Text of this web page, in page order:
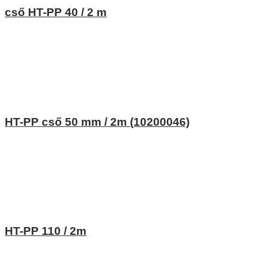
cső HT-PP 40 / 2 m
HT-PP cső 50 mm / 2m (10200046)
HT-PP 110 / 2m